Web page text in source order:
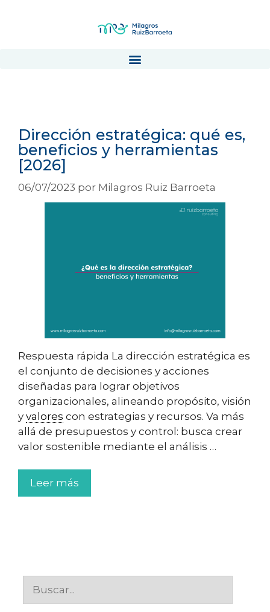
Dirección estratégica: qué es,
beneficios y herramientas
[2026]
06/07/2023 por Milagros Ruiz Barroeta
Respuesta rápida La dirección estratégica es
el conjunto de decisiones y acciones
diseñadas para lograr objetivos
organizacionales, alineando propósito, visión
y valores con estrategias y recursos. Va más
allá de presupuestos y control: busca crear
valor sostenible mediante el análisis …
Leer más